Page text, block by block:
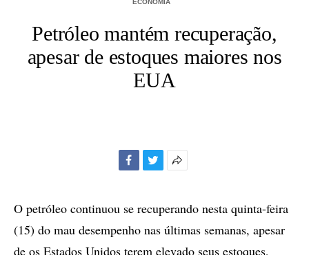
ECONOMIA
Petróleo mantém recuperação,
apesar de estoques maiores nos
EUA
compartilhamento
O petróleo continuou se recuperando nesta quinta-feira
(15) do mau desempenho nas últimas semanas, apesar
de os Estados Unidos terem elevado seus estoques,